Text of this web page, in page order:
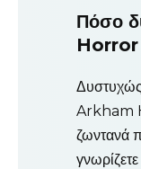
Πόσο
Horror
Arkham
ζωντανά